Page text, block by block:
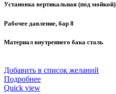
Установка вертикальная (под мойкой)
Рабочее давление, бар 8
Материал внутреннего бака сталь
Добавить в список желаний
Подробнее
Quick view